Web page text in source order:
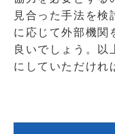
見合った手法を検
に応じて外部機関
良いでしょう。以
にしていただけれ